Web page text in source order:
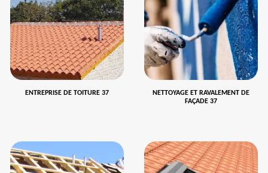
ENTREPRISE DE TOITURE 37
NETTOYAGE ET RAVALEMENT DE
FAÇADE 37